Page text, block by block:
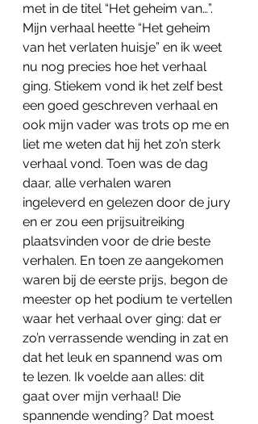
met in de titel “Het geheim van…”.
Mijn verhaal heette “Het geheim
van het verlaten huisje” en ik weet
nu nog precies hoe het verhaal
ging. Stiekem vond ik het zelf best
een goed geschreven verhaal en
ook mijn vader was trots op me en
liet me weten dat hij het zo’n sterk
verhaal vond. Toen was de dag
daar, alle verhalen waren
ingeleverd en gelezen door de jury
en er zou een prijsuitreiking
plaatsvinden voor de drie beste
verhalen. En toen ze aangekomen
waren bij de eerste prijs, begon de
meester op het podium te vertellen
waar het verhaal over ging: dat er
zo’n verrassende wending in zat en
dat het leuk en spannend was om
te lezen. Ik voelde aan alles: dit
gaat over mijn verhaal! Die
spannende wending? Dat moest